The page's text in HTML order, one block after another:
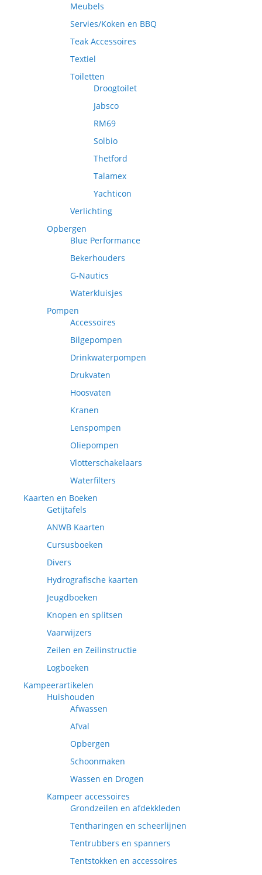
Meubels
Servies/Koken en BBQ
Teak Accessoires
Textiel
Toiletten
Droogtoilet
Jabsco
RM69
Solbio
Thetford
Talamex
Yachticon
Verlichting
Opbergen
Blue Performance
Bekerhouders
G-Nautics
Waterkluisjes
Pompen
Accessoires
Bilgepompen
Drinkwaterpompen
Drukvaten
Hoosvaten
Kranen
Lenspompen
Oliepompen
Vlotterschakelaars
Waterfilters
Kaarten en Boeken
Getijtafels
ANWB Kaarten
Cursusboeken
Divers
Hydrografische kaarten
Jeugdboeken
Knopen en splitsen
Vaarwijzers
Zeilen en Zeilinstructie
Logboeken
Kampeerartikelen
Huishouden
Afwassen
Afval
Opbergen
Schoonmaken
Wassen en Drogen
Kampeer accessoires
Grondzeilen en afdekkleden
Tentharingen en scheerlijnen
Tentrubbers en spanners
Tentstokken en accessoires